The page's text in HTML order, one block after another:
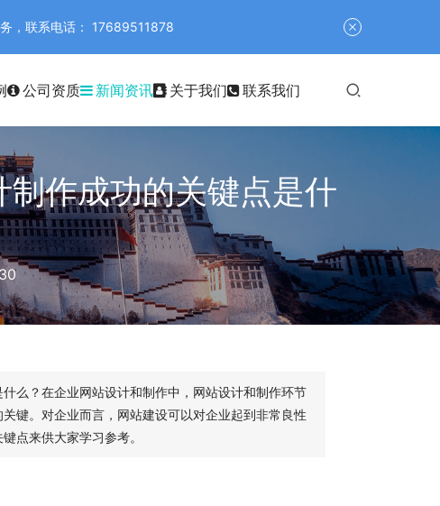
，联系电话： 17689511878
公司资质 新闻资讯 关于我们 联系我们
作成功的关键点是什
么？在企业网站设计和制作中，网站设计和制作环节
键。对企业而言，网站建设可以对企业起到非常良性
点来供大家学习参考。